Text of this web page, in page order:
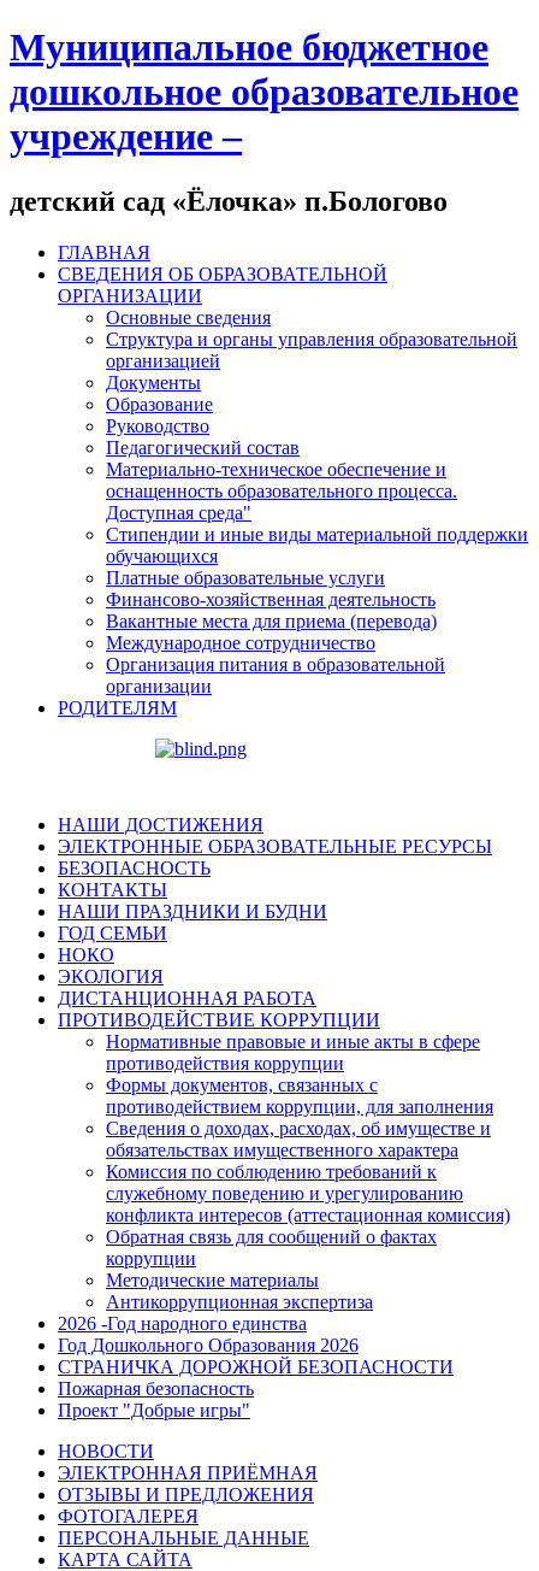
Муниципальное бюджетное
дошкольное образовательное
учреждение –
детский сад «Ёлочка» п.Бологово
ГЛАВНАЯ
СВЕДЕНИЯ ОБ ОБРАЗОВАТЕЛЬНОЙ
ОРГАНИЗАЦИИ
Основные сведения
Структура и органы управления образовательной
организацией
Документы
Образование
Руководство
Педагогический состав
Материально-техническое обеспечение и
оснащенность образовательного процесса.
Доступная среда"
Стипендии и иные виды материальной поддержки
обучающихся
Платные образовательные услуги
Финансово-хозяйственная деятельность
Вакантные места для приема (перевода)
Международное сотрудничество
Организация питания в образовательной
организации
РОДИТЕЛЯМ
НАШИ ДОСТИЖЕНИЯ
ЭЛЕКТРОННЫЕ ОБРАЗОВАТЕЛЬНЫЕ РЕСУРСЫ
БЕЗОПАСНОСТЬ
КОНТАКТЫ
НАШИ ПРАЗДНИКИ И БУДНИ
ГОД СЕМЬИ
НОКО
ЭКОЛОГИЯ
ДИСТАНЦИОННАЯ РАБОТА
ПРОТИВОДЕЙСТВИЕ КОРРУПЦИИ
Нормативные правовые и иные акты в сфере
противодействия коррупции
Формы документов, связанных с
противодействием коррупции, для заполнения
Сведения о доходах, расходах, об имуществе и
обязательствах имущественного характера
Комиссия по соблюдению требований к
служебному поведению и урегулированию
конфликта интересов (аттестационная комиссия)
Обратная связь для сообщений о фактах
коррупции
Методические материалы
Антикоррупционная экспертиза
2026 -Год народного единства
Год Дошкольного Образования 2026
СТРАНИЧКА ДОРОЖНОЙ БЕЗОПАСНОСТИ
Пожарная безопасность
Проект "Добрые игры"
НОВОСТИ
ЭЛЕКТРОННАЯ ПРИЁМНАЯ
ОТЗЫВЫ И ПРЕДЛОЖЕНИЯ
ФОТОГАЛЕРЕЯ
ПЕРСОНАЛЬНЫЕ ДАННЫЕ
КАРТА САЙТА